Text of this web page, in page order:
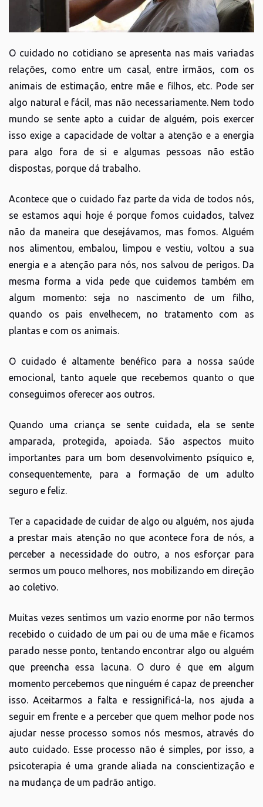
O cuidado no cotidiano se apresenta nas mais variadas
relações, como entre um casal, entre irmãos, com os
animais de estimação, entre mãe e filhos, etc. Pode ser
algo natural e fácil, mas não necessariamente. Nem todo
mundo se sente apto a cuidar de alguém, pois exercer
isso exige a capacidade de voltar a atenção e a energia
para algo fora de si e algumas pessoas não estão
dispostas, porque dá trabalho.
Acontece que o cuidado faz parte da vida de todos nós,
se estamos aqui hoje é porque fomos cuidados, talvez
não da maneira que desejávamos, mas fomos. Alguém
nos alimentou, embalou, limpou e vestiu, voltou a sua
energia e a atenção para nós, nos salvou de perigos. Da
mesma forma a vida pede que cuidemos também em
algum momento: seja no nascimento de um filho,
quando os pais envelhecem, no tratamento com as
plantas e com os animais.
O cuidado é altamente benéfico para a nossa saúde
emocional, tanto aquele que recebemos quanto o que
conseguimos oferecer aos outros.
Quando uma criança se sente cuidada, ela se sente
amparada, protegida, apoiada. São aspectos muito
importantes para um bom desenvolvimento psíquico e,
consequentemente, para a formação de um adulto
seguro e feliz.
Ter a capacidade de cuidar de algo ou alguém, nos ajuda
a prestar mais atenção no que acontece fora de nós, a
perceber a necessidade do outro, a nos esforçar para
sermos um pouco melhores, nos mobilizando em direção
ao coletivo.
Muitas vezes sentimos um vazio enorme por não termos
recebido o cuidado de um pai ou de uma mãe e ficamos
parado nesse ponto, tentando encontrar algo ou alguém
que preencha essa lacuna. O duro é que em algum
momento percebemos que ninguém é capaz de preencher
isso. Aceitarmos a falta e ressignificá-la, nos ajuda a
seguir em frente e a perceber que quem melhor pode nos
ajudar nesse processo somos nós mesmos, através do
auto cuidado. Esse processo não é simples, por isso, a
psicoterapia é uma grande aliada na conscientização e
na mudança de um padrão antigo.